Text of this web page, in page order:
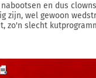
en dus
wel gewoon
zo'n slecht